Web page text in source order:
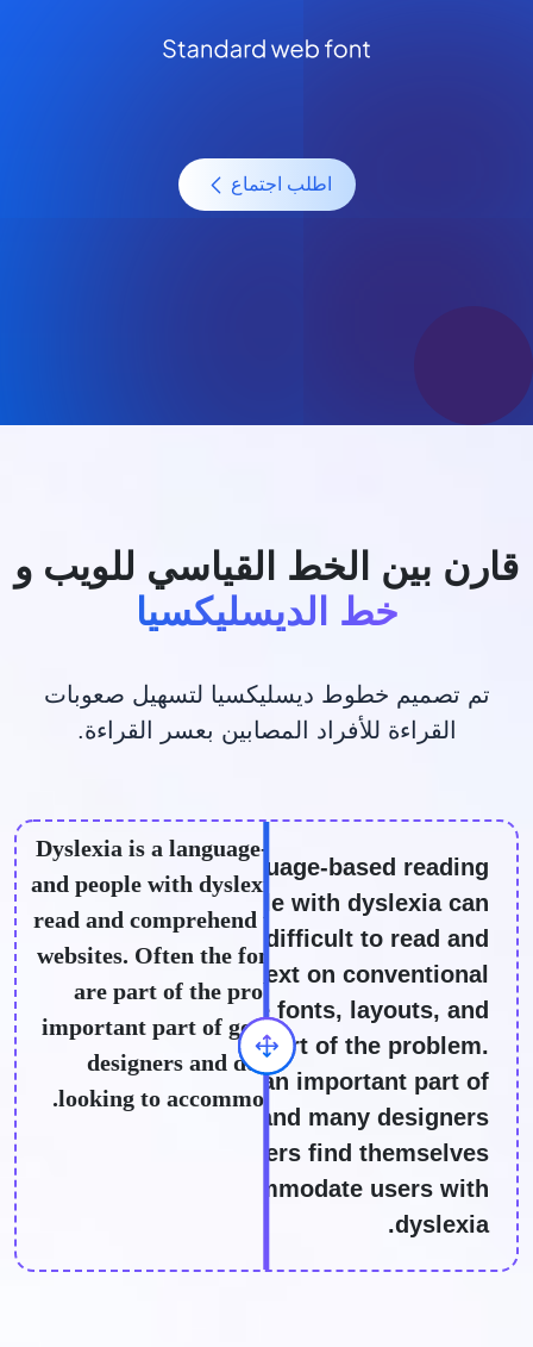
اطلب اجتماع
قارن بين الخط القياسي للويب و
خط الديسليكسيا
تم تصميم خطوط ديسليكسيا لتسهيل صعوبات
القراءة للأفراد المصابين بعسر القراءة.
Dyslexia is a language-based reading
disorder, and people with dyslexia can
find it difficult to read and
comprehend the text on conventional
websites. Often the fonts, layouts, and
spacing are part of the problem.
Accessibility is an important part of
good web design, and many designers
and developers find themselves
looking to accommodate users with
dyslexia.
Dyslexia is a language-based reading disorder,
and people with dyslexia can find it difficult to
read and comprehend the text on conventional
websites. Often the fonts, layouts, and spacing
are part of the problem. Accessibility is an
important part of good web design, and many
designers and developers find themselves
looking to accommodate users with dyslexia.